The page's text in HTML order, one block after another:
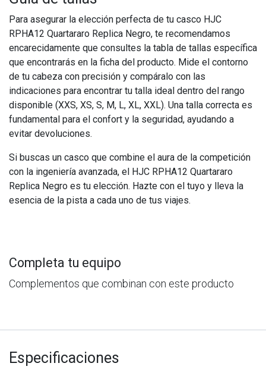
Para asegurar la elección perfecta de tu casco HJC
RPHA12 Quartararo Replica Negro, te recomendamos
encarecidamente que consultes la tabla de tallas específica
que encontrarás en la ficha del producto. Mide el contorno
de tu cabeza con precisión y compáralo con las
indicaciones para encontrar tu talla ideal dentro del rango
disponible (XXS, XS, S, M, L, XL, XXL). Una talla correcta es
fundamental para el confort y la seguridad, ayudando a
evitar devoluciones.
Si buscas un casco que combine el aura de la competición
con la ingeniería avanzada, el HJC RPHA12 Quartararo
Replica Negro es tu elección. Hazte con el tuyo y lleva la
esencia de la pista a cada uno de tus viajes.
Completa tu equipo
Complementos que combinan con este producto
Especificaciones